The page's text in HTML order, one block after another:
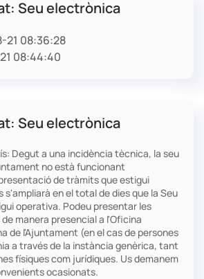
Seu electrònica
21 08:36:28
08:44:40
Seu electrònica
Degut a una incidència tècnica, la seu
no està funcionant
de tràmits que estigui
en el total de dies que la Seu
operativa. Podeu presentar les
manera presencial a l'Oficina
de l'Ajuntament (en el cas de persones
a través de la instància genèrica, tant
físiques com jurídiques. Us demanem
ocasionats.